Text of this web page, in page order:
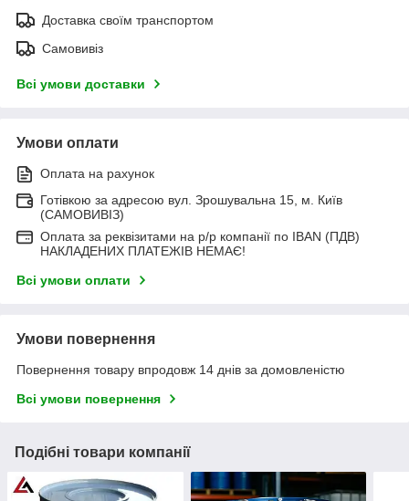
Доставка своїм транспортом
Самовивіз
Всі умови доставки
Умови оплати
Оплата на рахунок
Готівкою за адресою вул. Зрошувальна 15, м. Київ
(САМОВИВІЗ)
Оплата за реквізитами на р/р компанії по IBAN (ПДВ)
НАКЛАДЕНИХ ПЛАТЕЖІВ НЕМАЄ!
Всі умови оплати
Умови повернення
Повернення товару впродовж 14 днів за домовленістю
Всі умови повернення
Подібні товари компанії